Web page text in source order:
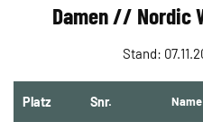
Damen // Nordic
Stand:
Platz Snr. Name